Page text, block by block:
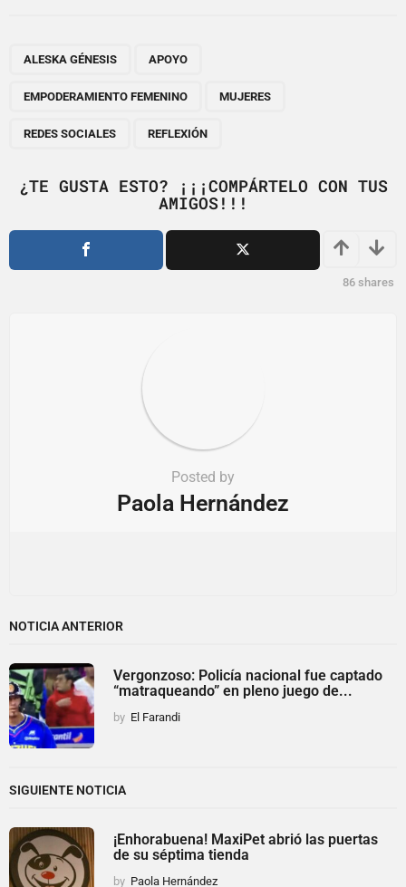
o
ALESKA GÉNESIS APOYO
EMPODERAMIENTO FEMENINO MUJERES
REDES SOCIALES REFLEXIÓN
¿TE GUSTA ESTO? ¡¡¡COMPÁRTELO CON TUS
AMIGOS!!!
86 shares
Posted by
Paola Hernández
NOTICIA ANTERIOR
Vergonzoso: Policía nacional fue captado
“matraqueando” en pleno juego de...
by El Farandi
SIGUIENTE NOTICIA
¡Enhorabuena! MaxiPet abrió las puertas
de su séptima tienda
by Paola Hernández